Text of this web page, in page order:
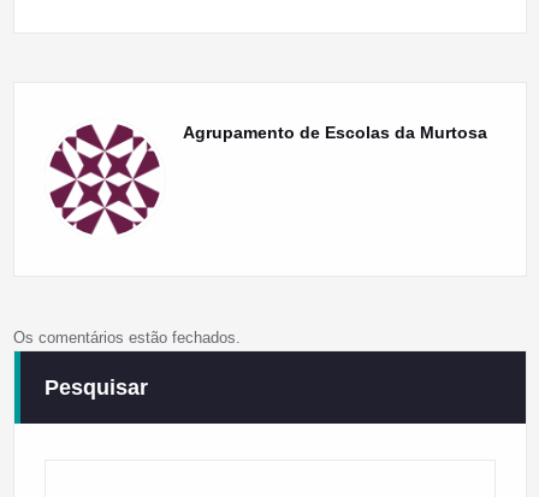
Agrupamento de Escolas da Murtosa
Os comentários estão fechados.
Pesquisar